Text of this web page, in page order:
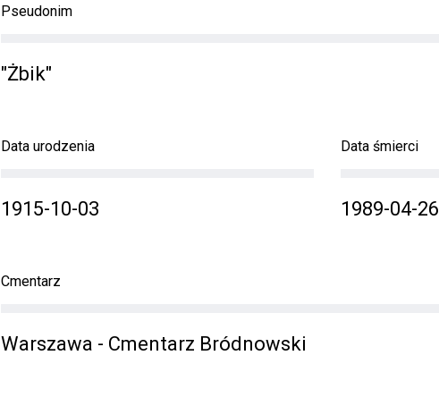
Pseudonim
"Żbik"
Data urodzenia
1915-10-03
Data śmierci
1989-04-26
Cmentarz
Warszawa - Cmentarz Bródnowski